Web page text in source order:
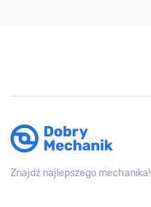
Znajdź najlepszego mechanika!